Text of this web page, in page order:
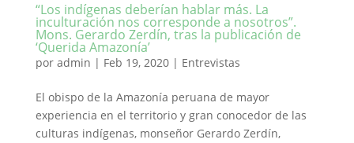
“Los indígenas deberían hablar más. La
inculturación nos corresponde a nosotros”.
Mons. Gerardo Zerdín, tras la publicación de
‘Querida Amazonía’
por admin | Feb 19, 2020| Entrevistas
El obispo de la Amazonía peruana de mayor
experiencia en el territorio y gran conocedor de las
culturas indígenas, monseñor Gerardo Zerdín,